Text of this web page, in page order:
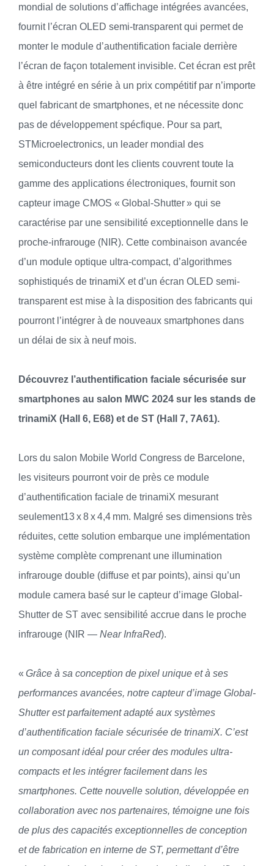
mondial de solutions d’affichage intégrées avancées,
fournit l’écran OLED semi-transparent qui permet de
monter le module d’authentification faciale derrière
l’écran de façon totalement invisible. Cet écran est prêt
à être intégré en série à un prix compétitif par n’importe
quel fabricant de smartphones, et ne nécessite donc
pas de développement spécfique. Pour sa part,
STMicroelectronics, un leader mondial des
semiconducteurs dont les clients couvrent toute la
gamme des applications électroniques, fournit son
capteur image CMOS « Global-Shutter » qui se
caractérise par une sensibilité exceptionnelle dans le
proche-infrarouge (NIR). Cette combinaison avancée
d’un module optique ultra-compact, d’algorithmes
sophistiqués de trinamiX et d’un écran OLED semi-
transparent est mise à la disposition des fabricants qui
pourront l’intégrer à de nouveaux smartphones dans
un délai de six à neuf mois.
Découvrez l’authentification faciale sécurisée sur
smartphones au salon MWC 2024 sur les stands de
trinamiX (Hall 6, E68) et de ST (Hall 7, 7A61).
Lors du salon Mobile World Congress de Barcelone,
les visiteurs pourront voir de près ce module
d’authentification faciale de trinamiX mesurant
seulement13 x 8 x 4,4 mm. Malgré ses dimensions très
réduites, cette solution embarque une implémentation
système complète comprenant une illumination
infrarouge double (diffuse et par points), ainsi qu’un
module camera basé sur le capteur d’image Global-
Shutter de ST avec sensibilité accrue dans le proche
infrarouge (NIR — Near InfraRed).
« Grâce à sa conception de pixel unique et à ses
performances avancées, notre capteur d’image Global-
Shutter est parfaitement adapté aux systèmes
d’authentification faciale sécurisée de trinamiX. C’est
un composant idéal pour créer des modules ultra-
compacts et les intégrer facilement dans les
smartphones. Cette nouvelle solution, développée en
collaboration avec nos partenaires, témoigne une fois
de plus des capacités exceptionnelles de conception
et de fabrication en interne de ST, permettant d’être